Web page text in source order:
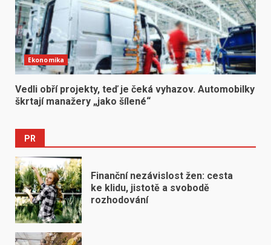
Ekonomika
Vedli obří projekty, teď je čeká vyhazov. Automobilky
škrtají manažery „jako šílené“
PR
Finanční nezávislost žen: cesta
ke klidu, jistotě a svobodě
rozhodování